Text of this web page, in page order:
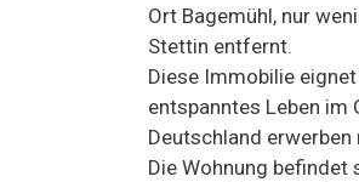
Ort Bagemühl, nur
Stettin entfernt.
Diese Immobilie
entspanntes Leben im
Deutschland erwerben
Die Wohnung befindet